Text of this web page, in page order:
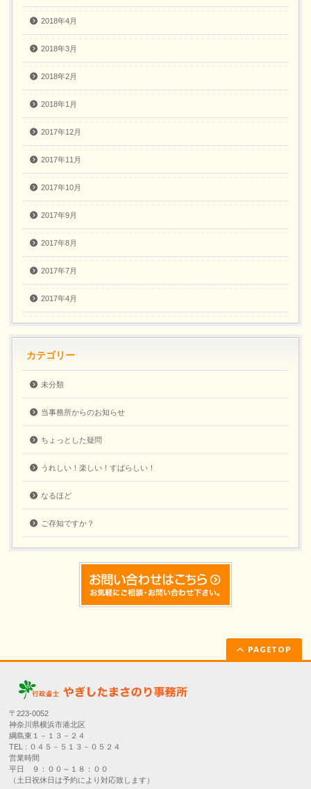
2018年4月
2018年3月
2018年2月
2018年1月
2017年12月
2017年11月
2017年10月
2017年9月
2017年8月
2017年7月
2017年4月
カテゴリー
未分類
当事務所からのお知らせ
ちょっとした疑問
うれしい！楽しい！すばらしい！
なるほど
ご存知ですか？
PAGETOP
〒223-0052
神奈川県横浜市港北区
綱島東１－１３－２４
TEL : ０４５－５１３－０５２４
営業時間
平日 ９：００～１８：００
（土日祝休日は予約により対応致します）